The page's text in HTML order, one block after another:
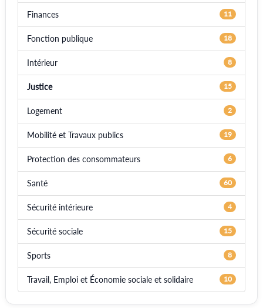
Finances 11
Fonction publique 18
Intérieur 8
Justice 15
Logement 2
Mobilité et Travaux publics 19
Protection des consommateurs 6
Santé 60
Sécurité intérieure 4
Sécurité sociale 15
Sports 8
Travail, Emploi et Économie sociale et solidaire 10